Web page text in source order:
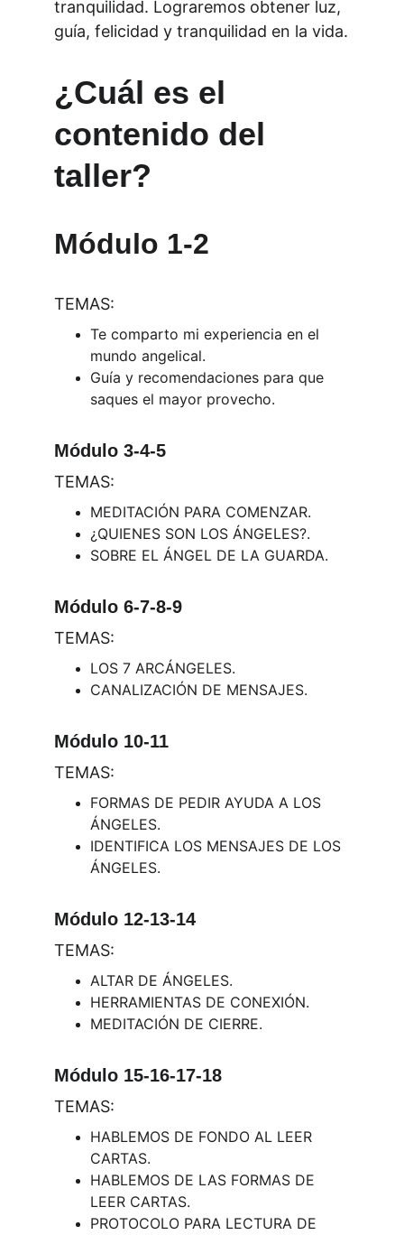
tranquilidad. Lograremos obtener luz,
guía, felicidad y tranquilidad en la vida.
¿Cuál es el
contenido del
taller?
Módulo 1-2
TEMAS:
Te comparto mi experiencia en el
mundo angelical.
Guía y recomendaciones para que
saques el mayor provecho.
Módulo 3-4-5
TEMAS:
MEDITACIÓN PARA COMENZAR.
¿QUIENES SON LOS ÁNGELES?.
SOBRE EL ÁNGEL DE LA GUARDA.
Módulo 6-7-8-9
TEMAS:
LOS 7 ARCÁNGELES.
CANALIZACIÓN DE MENSAJES.
Módulo 10-11
TEMAS:
FORMAS DE PEDIR AYUDA A LOS
ÁNGELES.
IDENTIFICA LOS MENSAJES DE LOS
ÁNGELES.
Módulo 12-13-14
TEMAS:
ALTAR DE ÁNGELES.
HERRAMIENTAS DE CONEXIÓN.
MEDITACIÓN DE CIERRE.
Módulo 15-16-17-18
TEMAS:
HABLEMOS DE FONDO AL LEER
CARTAS.
HABLEMOS DE LAS FORMAS DE
LEER CARTAS.
PROTOCOLO PARA LECTURA DE